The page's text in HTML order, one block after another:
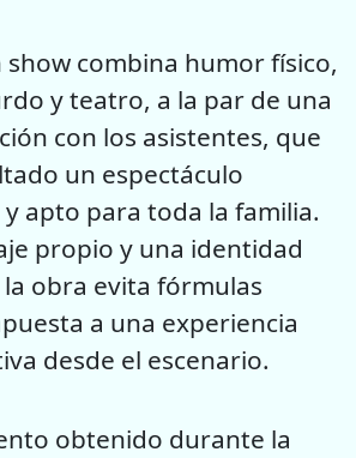
show combina humor físico,
y teatro, a la par de una
con los asistentes, que
un espectáculo
apto para toda la familia.
propio y una identidad
obra evita fórmulas
a una experiencia
desde el escenario.
obtenido durante la